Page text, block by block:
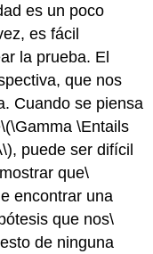
es un poco
es fácil
la prueba. El
que nos
Cuando se piensa
\(\Gamma \Entails
, puede ser difícil
que\
encontrar una
que nos\
de ninguna